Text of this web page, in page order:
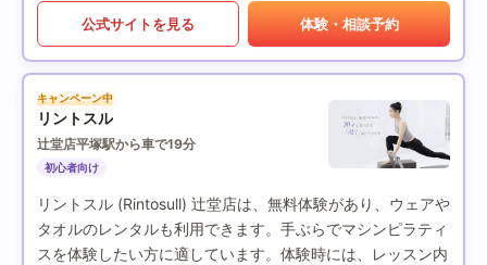
公式サイトを見る 体験・相談予約
キャンペーン中
リントスル
辻堂店平塚駅から車で19分
初心者向け
リントスル (Rintosull) 辻堂店は、無料体験があり、ウェアや
タオルのレンタルも利用できます。手ぶらでマシンピラティ
スを体験したい方に適しています。体験時には、レッスン内